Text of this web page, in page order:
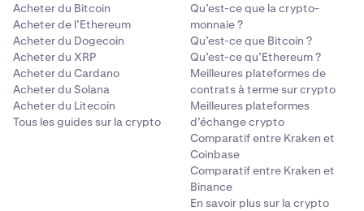
Acheter du Bitcoin
Acheter de l’Ethereum
Acheter du Dogecoin
Acheter du XRP
Acheter du Cardano
Acheter du Solana
Acheter du Litecoin
Tous les guides sur la crypto
Qu’est-ce que la crypto-
monnaie ?
Qu’est-ce que Bitcoin ?
Qu’est-ce qu’Ethereum ?
Meilleures plateformes de
contrats à terme sur crypto
Meilleures plateformes
d’échange crypto
Comparatif entre Kraken et
Coinbase
Comparatif entre Kraken et
Binance
En savoir plus sur la crypto